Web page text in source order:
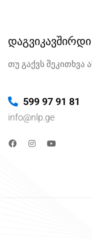
დაგვიკავშირდი
თუ გაქვს შეკითხვა
599 97 91 81
info@nlp.ge